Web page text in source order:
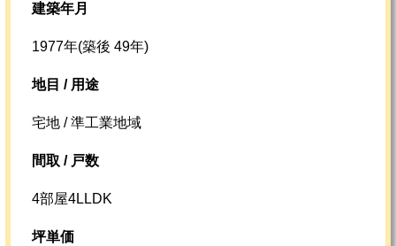
建築年月
1977年(築後 49年)
地目 / 用途
宅地 / 準工業地域
間取 / 戸数
4部屋4LLDK
坪単価